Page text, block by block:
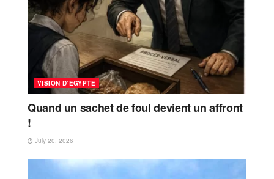
VISION D’EGYPTE
Quand un sachet de foul devient un affront
!
July 20, 2026